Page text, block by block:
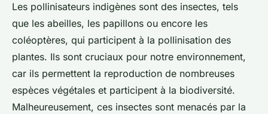
Les pollinisateurs indigènes sont des insectes, tels
que les abeilles, les papillons ou encore les
coléoptères, qui participent à la pollinisation des
plantes. Ils sont cruciaux pour notre environnement,
car ils permettent la reproduction de nombreuses
espèces végétales et participent à la biodiversité.
Malheureusement, ces insectes sont menacés par la